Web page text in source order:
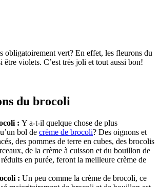
obligatoirement vert? En effet, les fleurons du
être violets. C’est très joli et tout aussi bon!
du brocoli
: Y a-t-il quelque chose de plus
bol de crème de brocoli? Des oignons et
des pommes de terre en cubes, des brocolis
de la crème à cuisson et du bouillon de
en purée, feront la meilleure crème de
: Un peu comme la crème de brocoli, ce